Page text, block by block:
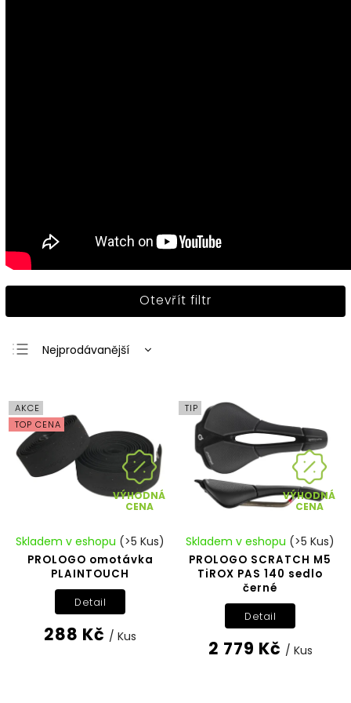
Otevřít filtr
Nejprodávanější
Nejdražší
Abecedně
AKCE
TOP CENA
VÝHODNÁ
CENA
PROLOGO omotávka
PLAINTOUCH
Skladem v eshopu (>5 Kus)
288 Kč / Kus
Detail
TIP
VÝHODNÁ
CENA
PROLOGO SCRATCH M5
TiROX PAS 140 sedlo
černé
Skladem v eshopu (>5 Kus)
2 779 Kč / Kus
Detail